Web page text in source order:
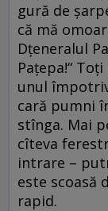
gură de
că mă
Dțeneralul
Pațepa!“
unul
cară pumni
stînga. Mai
cîteva
intrare –
este scoasă
rapid.